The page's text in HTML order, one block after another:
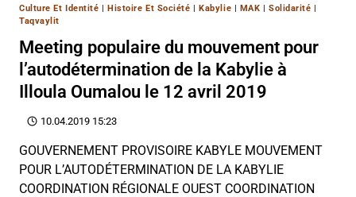
Culture Et Identité |Histoire Et Société |Kabylie | MAK |Solidarité |
Taqvaylit
Meeting populaire du mouvement pour
l’autodétermination de la Kabylie à
Illoula Oumalou le 12 avril 2019
10.04.2019 15:23
GOUVERNEMENT PROVISOIRE KABYLE MOUVEMENT
POUR L’AUTODÉTERMINATION DE LA KABYLIE
COORDINATION RÉGIONALE OUEST COORDINATION